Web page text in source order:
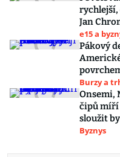
rychlejší,
Jan
e15 a
Pákový
Burzy a
Onsemi,
čipů míří
sloužit
Byznys